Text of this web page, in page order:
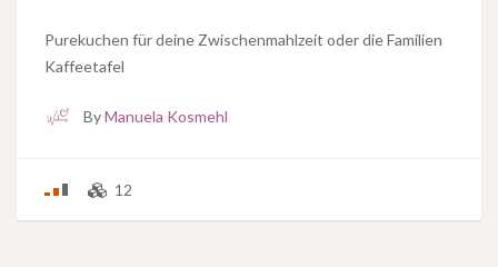
Purekuchen für deine Zwischenmahlzeit oder die Familien
Kaffeetafel
ByManuela Kosmehl
12